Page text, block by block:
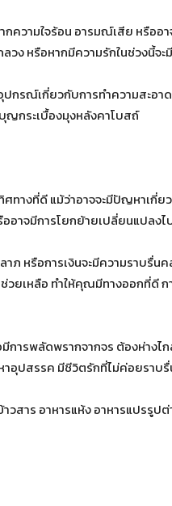
กความใจร้อน อารมณ์เสีย หรืออ
ง หรือหากมีความรักในช่วงนี้จะ
กรณ์เกี่ยวกับการทำความสะอ
ญกระเบื้องมุงหลังคาโบสถ์
ศทางที่ดี แม้ว่าอาจจะมีปัญหาเ
อาจมีการโยกย้ายเปลี่ยนแปลง
าภ หรือการเงินจะมีความราบรื่
เหลือ ทำให้คุณมีทางออกที่ดี ก
ารพลัดพรากจากจร ต้องห่างไ
อุปสรรค มีชีวิตรักที่ไม่ค่อยราบ
สาร อาหารแห้ง อาหารแปรรูปต่